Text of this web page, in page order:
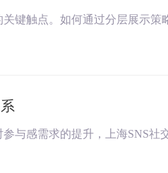
键触点。如何通过分层展示
与感需求的提升，上海SNS社